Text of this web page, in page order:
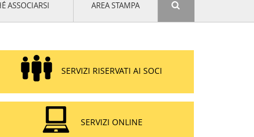
SOSTENIBILITÀ - USA LA TESTA! QUARTA
EDIZIONE
PROGETTO LU.ME.
IL MANAGER DELLA SOSTENIBILITÀ NEL
DISTRETTO TESSILE PRATESE
SOSTENIBILITÀ
ASSOCIARSI AREA STAMPA
SERVIZI RISERVATI AI SOCI
SERVIZI ONLINE